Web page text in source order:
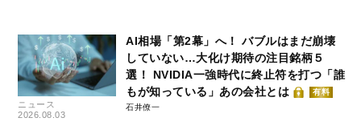
ニュース
2026.08.03
AI相場「第2幕」へ！ バブルはまだ崩壊
していない…大化け期待の注目銘柄５
選！ NVIDIA一強時代に終止符を打つ「誰
もが知っている」あの会社とは
有料
石井僚一